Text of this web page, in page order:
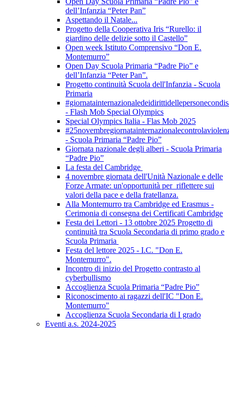
dell’Infanzia “Peter Pan”
Aspettando il Natale...
Progetto della Cooperativa Iris “Rurello: il
giardino delle delizie sotto il Castello”
Open week Istituto Comprensivo “Don E.
Montemurro”
Open Day Scuola Primaria “Padre Pio” e
dell’Infanzia “Peter Pan”.
Progetto continuità Scuola dell'Infanzia - Scuola
Primaria
- Flash Mob Special Olympics
Special Olympics Italia - Flas Mob 2025
- Scuola Primaria “Padre Pio”
Giornata nazionale degli alberi - Scuola Primaria
“Padre Pio”
La festa del Cambridge
4 novembre giornata dell'Unità Nazionale e delle
Forze Armate: un'opportunità per riflettere sui
valori della pace e della fratellanza.
Alla Montemurro tra Cambridge ed Erasmus -
Cerimonia di consegna dei Certificati Cambridge
Festa dei Lettori - 13 ottobre 2025 Progetto di
continuità tra Scuola Secondaria di primo grado e
Scuola Primaria
Festa del lettore 2025 - I.C. "Don E.
Montemurro".
Incontro di inizio del Progetto contrasto al
cyberbullismo
Accoglienza Scuola Primaria “Padre Pio”
Riconoscimento ai ragazzi dell'IC "Don E.
Montemurro"
Accoglienza Scuola Secondaria di I grado
Eventi a.s. 2024-2025